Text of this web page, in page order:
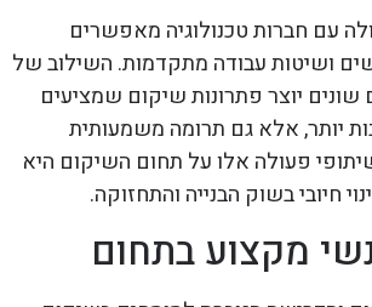
עם חברות טכנולוגיה מאפשרים
ושיטות עבודה מתקדמות. השילוב של
שונים יוצר פתרונות שיקום שמציעים
יותר, אלא גם תרומה משמעותית
פעולה אלו על תחום השיקום היא
חיובי בשוק הבנייה והתחזוקה.
מקצוע בתחום